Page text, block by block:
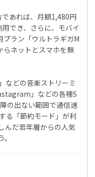
あれば、月額1,480円
でき、さらに、モバイ
プラン「ウルトラギガM
らネットとスマホを無
などの音楽ストリーミ
」などの各種S
の出ない範囲で通信速
る「節約モード」が利
んだ若年層からの人気